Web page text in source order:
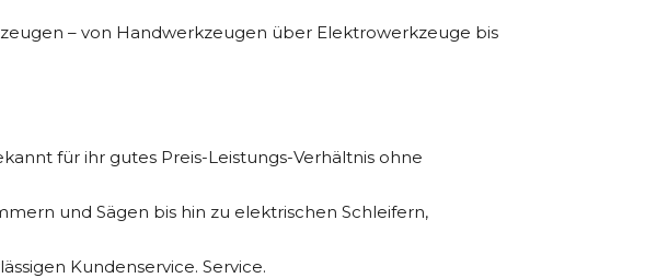
– von Handwerkzeugen über Elektrowerkzeuge bis
für ihr gutes Preis-Leistungs-Verhältnis ohne
und Sägen bis hin zu elektrischen Schleifern,
Kundenservice. Service.